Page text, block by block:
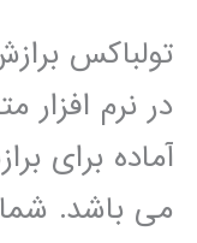
آماده برای
می باشد. شما